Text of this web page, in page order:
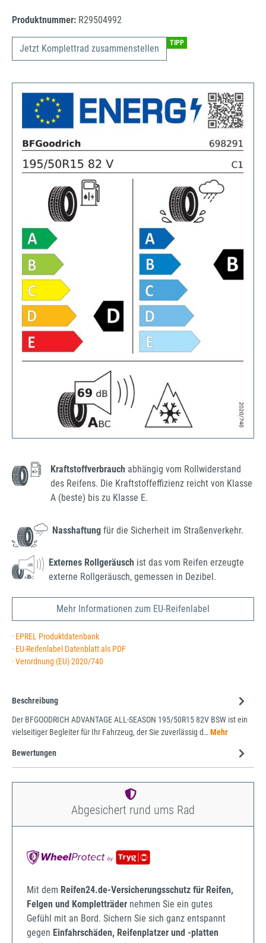
Produktnummer: R29504992
Jetzt Komplettrad zusammenstellen TIPP
Kraftstoffverbrauch abhängig vom Rollwiderstand
des Reifens. Die Kraftstoffeffizienz reicht von Klasse
A (beste) bis zu Klasse E.
Nasshaftung für die Sicherheit im Straßenverkehr.
Externes Rollgeräusch ist das vom Reifen erzeugte
externe Rollgeräusch, gemessen in Dezibel.
Mehr Informationen zum EU-Reifenlabel
· EPREL Produktdatenbank
· EU-Reifenlabel Datenblatt als PDF
· Verordnung (EU) 2020/740
Beschreibung
Der BFGOODRICH ADVANTAGE ALL-SEASON 195/50R15 82V BSW ist ein
vielseitiger Begleiter für Ihr Fahrzeug, der Sie zuverlässig d…Mehr
Bewertungen
Abgesichert rund ums Rad
Mit dem Reifen24.de-Versicherungsschutz für Reifen,
Felgen und Kompletträder nehmen Sie ein gutes
Gefühl mit an Bord. Sichern Sie sich ganz entspannt
gegen Einfahrschäden, Reifenplatzer und -platten